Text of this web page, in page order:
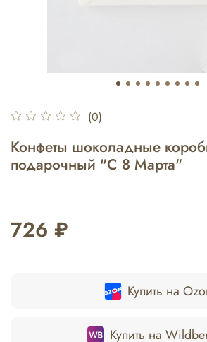
(0)
Конфеты шоколадные
подарочный "С 8 Марта"
726 ₽
Купить на
Купить на